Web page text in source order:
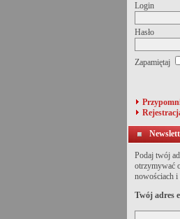
Login
Hasło
Zapamiętaj
Podaj twój
otrzymywać
nowościach i
Twój adres